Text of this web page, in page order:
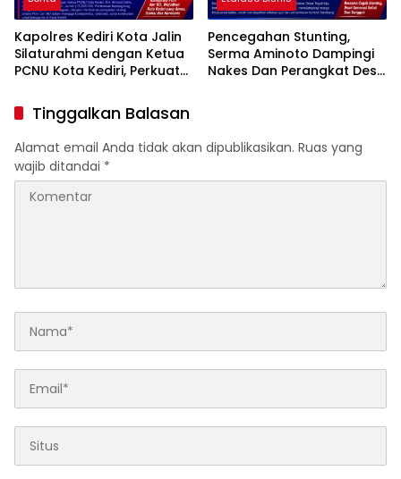
Kapolres Kediri Kota Jalin
Silaturahmi dengan Ketua
PCNU Kota Kediri, Perkuat
Daerah
Pencegahan Stunting,
Serma Aminoto Dampingi
Nakes Dan Perangkat Desa
Tinggalkan Balasan
Alamat email Anda tidak akan dipublikasikan. Ruas yang
wajib ditandai *